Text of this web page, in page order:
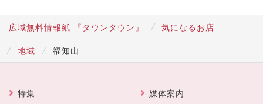
広域無料情報紙 『タウンタウン』
気になるお店
地域
福知山
特集
媒体案内